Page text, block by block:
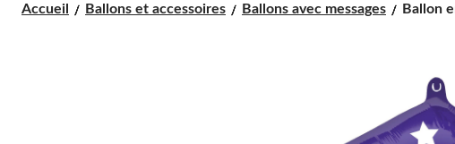
courament
Accueil Ballons et accessoires Ballons avec messages
Ballon
mortier
couleurs
de
l'école
Ballon